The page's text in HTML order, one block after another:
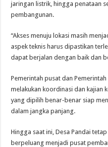
jaringan listrik, hingga penataan
pembangunan.
“Akses menuju lokasi masih
aspek teknis harus dipastikan
dapat berjalan dengan baik dan
Pemerintah pusat dan
melakukan koordinasi dan kajian
yang dipilih benar-benar siap
dalam jangka panjang.
Hingga saat ini, Desa Pandai
berpeluang menjadi pusat